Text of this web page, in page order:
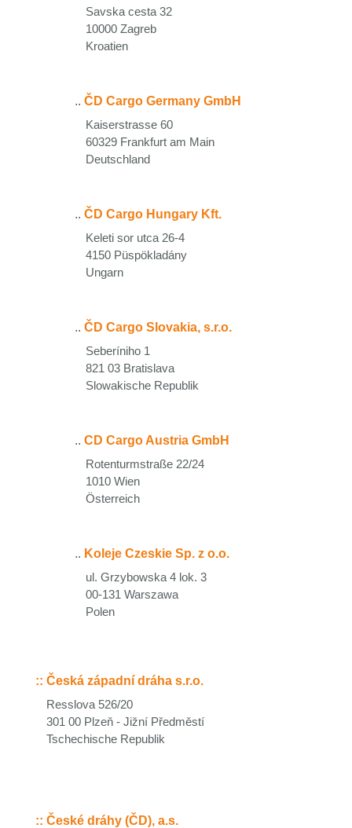
Savska cesta 32
10000 Zagreb
Kroatien
.. ČD Cargo Germany GmbH
Kaiserstrasse 60
60329 Frankfurt am Main
Deutschland
.. ČD Cargo Hungary Kft.
Keleti sor utca 26-4
4150 Püspökladány
Ungarn
.. ČD Cargo Slovakia, s.r.o.
Seberíniho 1
821 03 Bratislava
Slowakische Republik
.. CD Cargo Austria GmbH
Rotenturmstraße 22/24
1010 Wien
Österreich
.. Koleje Czeskie Sp. z o.o.
ul. Grzybowska 4 lok. 3
00-131 Warszawa
Polen
:: Česká západní dráha s.r.o.
Resslova 526/20
301 00 Plzeň - Jižní Předměstí
Tschechische Republik
:: České dráhy (ČD), a.s.